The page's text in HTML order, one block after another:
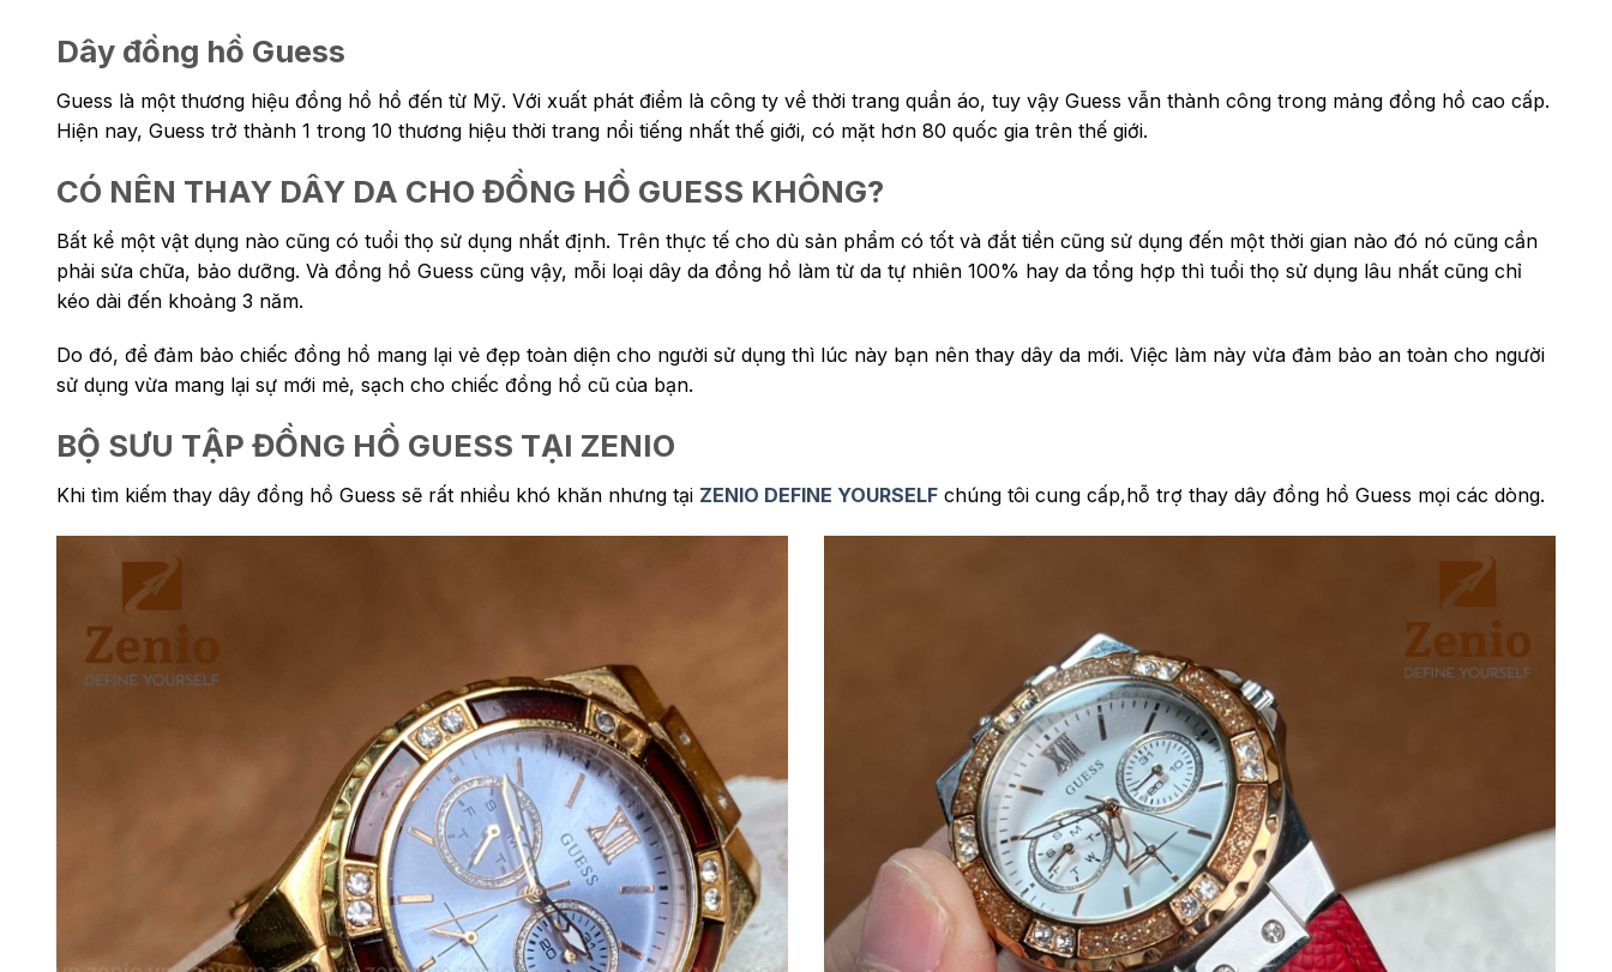
Dây đồng hồ Guess
Guess là một thương hiệu đồng hồ hồ đến từ Mỹ. Với xuất phát điểm là công ty về thời trang quần áo, tuy vậy Guess vẫn thành công trong mảng đồng hồ cao cấp.
Hiện nay, Guess trở thành 1 trong 10 thương hiệu thời trang nổi tiếng nhất thế giới, có mặt hơn 80 quốc gia trên thế giới.
CÓ NÊN THAY DÂY DA CHO ĐỒNG HỒ GUESS KHÔNG?
Bất kể một vật dụng nào cũng có tuổi thọ sử dụng nhất định. Trên thực tế cho dù sản phẩm có tốt và đắt tiền cũng sử dụng đến một thời gian nào đó nó cũng cần
phải sửa chữa, bảo dưỡng. Và đồng hồ Guess cũng vậy, mỗi loại dây da đồng hồ làm từ da tự nhiên 100% hay da tổng hợp thì tuổi thọ sử dụng lâu nhất cũng chỉ
kéo dài đến khoảng 3 năm.
Do đó, để đảm bảo chiếc đồng hồ mang lại vẻ đẹp toàn diện cho người sử dụng thì lúc này bạn nên thay dây da mới. Việc làm này vừa đảm bảo an toàn cho người
sử dụng vừa mang lại sự mới mẻ, sạch cho chiếc đồng hồ cũ của bạn.
BỘ SƯU TẬP ĐỒNG HỒ GUESS TẠI ZENIO
Khi tìm kiếm thay dây đồng hồ Guess sẽ rất nhiều khó khăn nhưng tại ZENIO DEFINE YOURSELF chúng tôi cung cấp,hỗ trợ thay dây đồng hồ Guess mọi các dòng.